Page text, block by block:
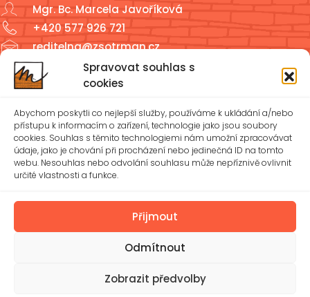
Spravovat souhlas s
cookies
Abychom poskytli co nejlepší služby, používáme k ukládání a/nebo
přístupu k informacím o zařízení, technologie jako jsou soubory
cookies. Souhlas s těmito technologiemi nám umožní zpracovávat
údaje, jako je chování při procházení nebo jedinečná ID na tomto
webu. Nesouhlas nebo odvolání souhlasu může nepříznivě ovlivnit
určité vlastnosti a funkce.
Přijmout
Odmítnout
Zobrazit předvolby
Mgr. Bc. Marcela Javoříková
+420 577 926 721
reditelna@zsotrman.cz
Školní jídelna a školní družina
ŠD: +420 577 926 720
reditelna@zsotrman.cz
Zásady cookies (EU)
Ochrana osobních údajů – GDPR
Spravovat souhlas Prohlášení o přístupnosti
© 2026 Základní škola Mánesova Otrokovice, příspěvková